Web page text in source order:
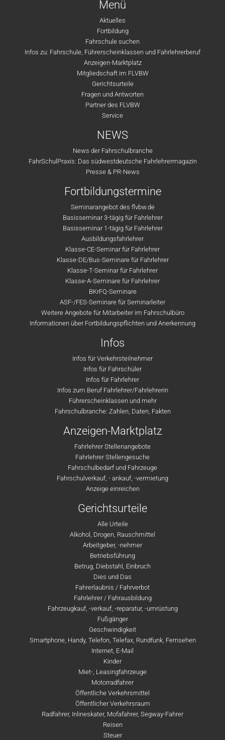
Menü
Aktuelles
Fortbildung
Fahrschule suchen
Infos zu: Fahrschule, Führerscheinklassen und Fahrlehrerberuf
Anzeigen-Marktplatz
Mitgliedschaft im FLVBW
Gerichtsurteile
Fragen und Antworten
Partner des FLVBW
Service
NEWS
News der Fahrschulbranche
FahrSchulPraxis: Das südwestdeutsche Fahrlehrermagazin
Presse & PR-News
Fortbildungstermine
Seminarangebot des flvbw.de
Basisseminar 3-tägig für Fahrlehrer
Basisseminar 1-tägig für Fahrlehrer
Ausbildungsfahrlehrer
Klasse-CE-Seminar für Fahrlehrer
Klasse-DE/Bus-Seminare für Fahrlehrer
Klasse-T-Seminar für Fahrlehrer
Klasse-A-Seminare für Fahrlehrer
BKrFQ-Seminare
ASF-/FES-Seminare für Seminarleiter
Weitere Angebote für Mitarbeiter im Fahrschulbüro
Informationen über Fortbildungspflichten und Anerkennung
Infos
Infos für Verkehrsteilnehmer
Infos für Fahrschüler
Infos für Fahrlehrer
Infos zum Beruf Fahrlehrer/Fahrlehrerin
Führerscheinklassen und mehr
Fahrschulbranche: Zahlen, Daten, Fakten
Anzeigen-Marktplatz
Fahrlehrer Stellenangebote
Fahrlehrer Stellengesuche
Fahrschulbedarf und Fahrzeuge
Fahrschulverkauf, - ankauf, -vermietung
Anzeige einreichen
Gerichtsurteile
Alle Urteile
Alkohol, Drogen, Rauschmittel
Arbeitgeber, -nehmer
Betriebsführung
Betrug, Diebstahl, Einbruch
Dies und Das
Fahrerlaubnis / Fahrverbot
Fahrlehrer / Fahrausbildung
Fahrzeugkauf, -verkauf, -reparatur, -umrüstung
Fußgänger
Geschwindigkeit
Smartphone, Handy, Telefon, Telefax, Rundfunk, Fernsehen
Internet, E-Mail
Kinder
Miet-, Leasingfahrzeuge
Motorradfahrer
Öffentliche Verkehrsmittel
Öffentlicher Verkehrsraum
Radfahrer, Inlineskater, Mofafahrer, Segway-Fahrer
Reisen
Steuer